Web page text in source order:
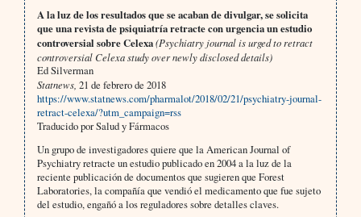
A la luz de los resultados que se acaban de divulgar, se solicita
que una revista de psiquiatría retracte con urgencia un estudio
controversial sobre Celexa(Psychiatry journal is urged to retract
controversial Celexa study over newly disclosed details)
Ed Silverman
Statnews, 21 de febrero de 2018
https://www.statnews.com/pharmalot/2018/02/21/psychiatry-journal-
retract-celexa/?utm_campaign=rss
Traducido por Salud y Fármacos
Un grupo de investigadores quiere que la American Journal of
Psychiatry retracte un estudio publicado en 2004 a la luz de la
reciente publicación de documentos que sugieren que Forest
Laboratories, la compañía que vendió el medicamento que fue sujeto
del estudio, engañó a los reguladores sobre detalles claves.